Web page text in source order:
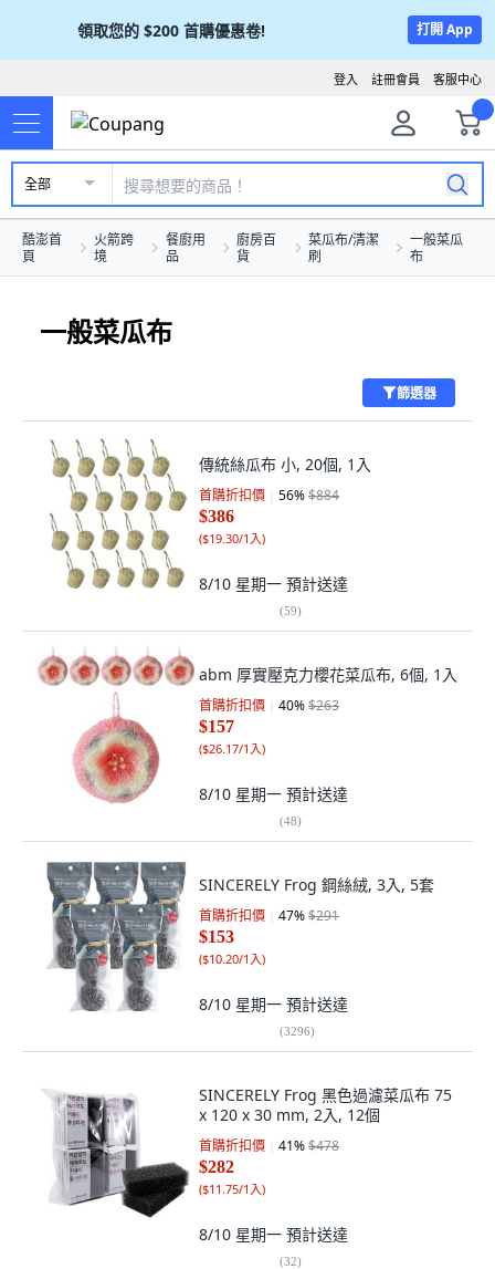
領取您的 $200 首購優惠卷! 打開 App
客服中心
註冊會員
登入
全部
酷澎首
頁
火箭跨
境
餐廚用
品
廚房百
貨
菜瓜布/清潔
刷
一般菜瓜
布
一般菜瓜布
篩選器
傳統絲瓜布 小, 20個, 1入
首購折扣價 56%$884
$386
($19.30/1入)
8/10 星期一 預計送達
(59)
abm 厚實壓克力櫻花菜瓜布, 6個, 1入
首購折扣價 40%$263
$157
($26.17/1入)
8/10 星期一 預計送達
(48)
SINCERELY Frog 鋼絲絨, 3入, 5套
首購折扣價 47%$291
$153
($10.20/1入)
8/10 星期一 預計送達
(3296)
SINCERELY Frog 黑色過濾菜瓜布 75
x 120 x 30 mm, 2入, 12個
首購折扣價 41%$478
$282
($11.75/1入)
8/10 星期一 預計送達
(32)